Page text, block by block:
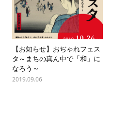
【お知らせ】おぢゃれフェス
タ～まちの真ん中で「和」に
なろう～
2019.09.06